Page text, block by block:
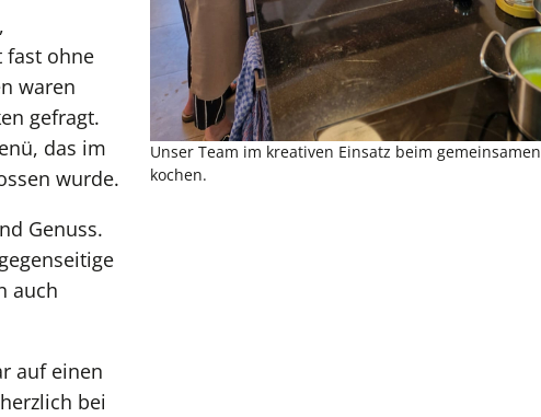
fast ohne
waren
gefragt.
das im
wurde.
Genuss.
auch
auf einen
bei
Unser Team im kreativen Einsatz beim gemeinsamen
kochen.